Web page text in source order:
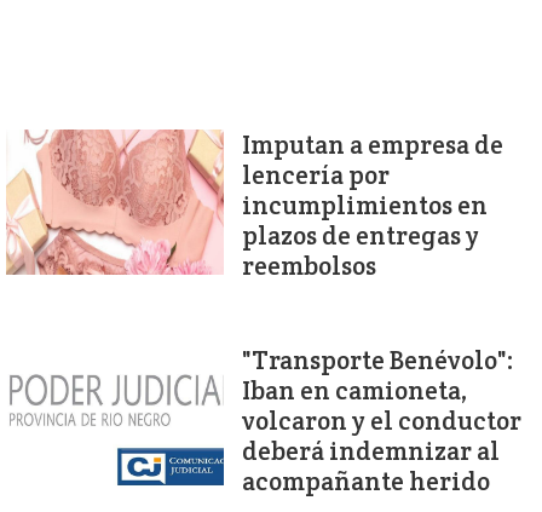
Imputan a empresa de
lencería por
incumplimientos en
plazos de entregas y
reembolsos
"Transporte Benévolo":
Iban en camioneta,
volcaron y el conductor
deberá indemnizar al
acompañante herido